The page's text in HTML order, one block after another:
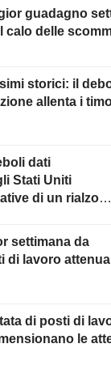
guadagno
calo delle
storici: il
allenta i
dati
Stati Uniti
di un rialzo
settimana da
di lavoro
di posti di
le